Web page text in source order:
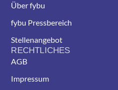
Über fybu
fybu Pressbereich
Stellenangebot
RECHTLICHES
AGB
Impressum